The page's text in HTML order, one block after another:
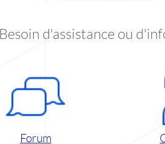
Besoin d'assistance ou
Forum